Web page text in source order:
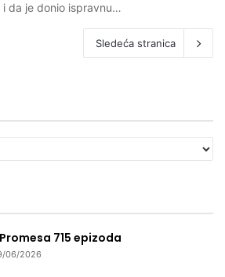
da je donio ispravnu…
Sledeća stranica
715 epizoda
06/2026